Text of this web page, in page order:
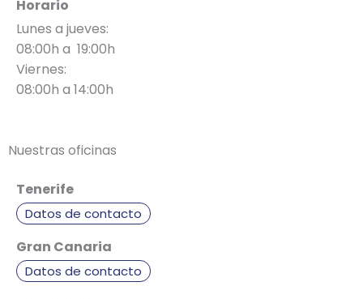
Horario
Lunes a jueves:
08:00h a 19:00h
Viernes:
08:00h a 14:00h
Nuestras oficinas
Tenerife
Datos de contacto
Gran Canaria
Datos de contacto